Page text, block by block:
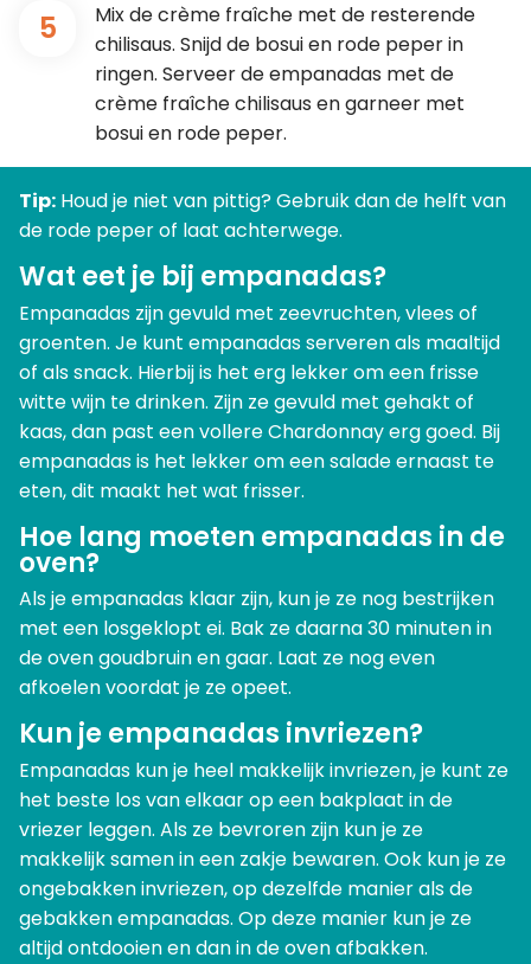
5
Mix de crème fraîche met de resterende
chilisaus. Snijd de bosui en rode peper in
ringen. Serveer de empanadas met de
crème fraîche chilisaus en garneer met
bosui en rode peper.
Tip: Houd je niet van pittig? Gebruik dan de helft van
de rode peper of laat achterwege.
Wat eet je bij empanadas?
Empanadas zijn gevuld met zeevruchten, vlees of
groenten. Je kunt empanadas serveren als maaltijd
of als snack. Hierbij is het erg lekker om een frisse
witte wijn te drinken. Zijn ze gevuld met gehakt of
kaas, dan past een vollere Chardonnay erg goed. Bij
empanadas is het lekker om een salade ernaast te
eten, dit maakt het wat frisser.
Hoe lang moeten empanadas in de
oven?
Als je empanadas klaar zijn, kun je ze nog bestrijken
met een losgeklopt ei. Bak ze daarna 30 minuten in
de oven goudbruin en gaar. Laat ze nog even
afkoelen voordat je ze opeet.
Kun je empanadas invriezen?
Empanadas kun je heel makkelijk invriezen, je kunt ze
het beste los van elkaar op een bakplaat in de
vriezer leggen. Als ze bevroren zijn kun je ze
makkelijk samen in een zakje bewaren. Ook kun je ze
ongebakken invriezen, op dezelfde manier als de
gebakken empanadas. Op deze manier kun je ze
altijd ontdooien en dan in de oven afbakken.